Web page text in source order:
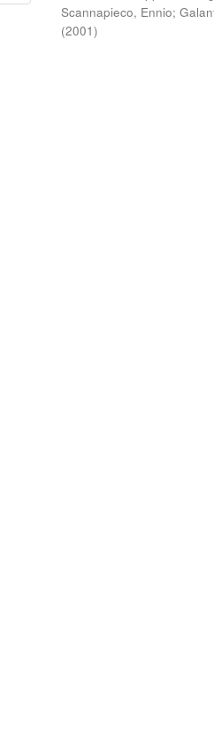
Scannapieco, Ennio;
(2001)